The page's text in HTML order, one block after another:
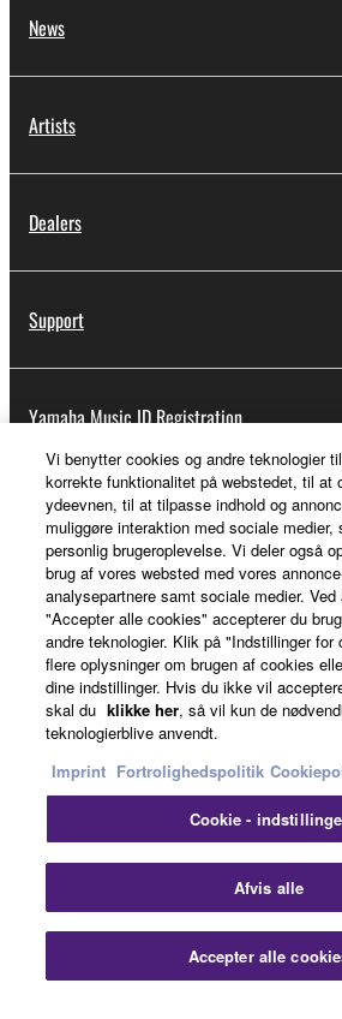
News
Artists
Dealers
Support
Yamaha Music ID Registration
About Yamaha
Danmark - English
Business
Betingelser og vilkår
Cookiepolitik
© Yamaha
Vi benytter cookies og andre teknologier
korrekte funktionalitet på webstedet, til at
ydeevnen, til at tilpasse indhold og
muliggøre interaktion med sociale medier,
personlig brugeroplevelse. Vi deler også
brug af vores websted med vores
analysepartnere samt sociale medier.
"Accepter alle cookies" accepterer du
andre teknologier. Klik på "Indstillinger
flere oplysninger om brugen af cookies
dine indstillinger. Hvis du ikke vil
skal du klikke her, så vil kun de
teknologierblive anvendt.
Imprint Fortrolighedspolitik
Cookie -
Afvis alle
Accepter alle